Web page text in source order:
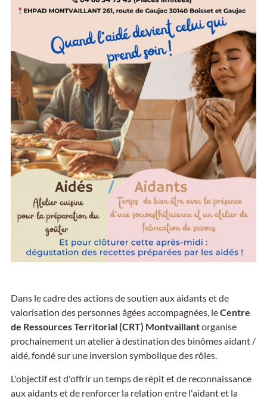
Dans le cadre des actions de soutien aux aidants et de
valorisation des personnes âgées accompagnées, leCentre
de Ressources Territorial (CRT) Montvaillantorganise
prochainement un atelier à destination des binômes aidant /
aidé, fondé sur une inversion symbolique des rôles.
L'objectif est d'offrir un temps de répit et de reconnaissance
aux aidants et de renforcer la relation entre l'aidant et la